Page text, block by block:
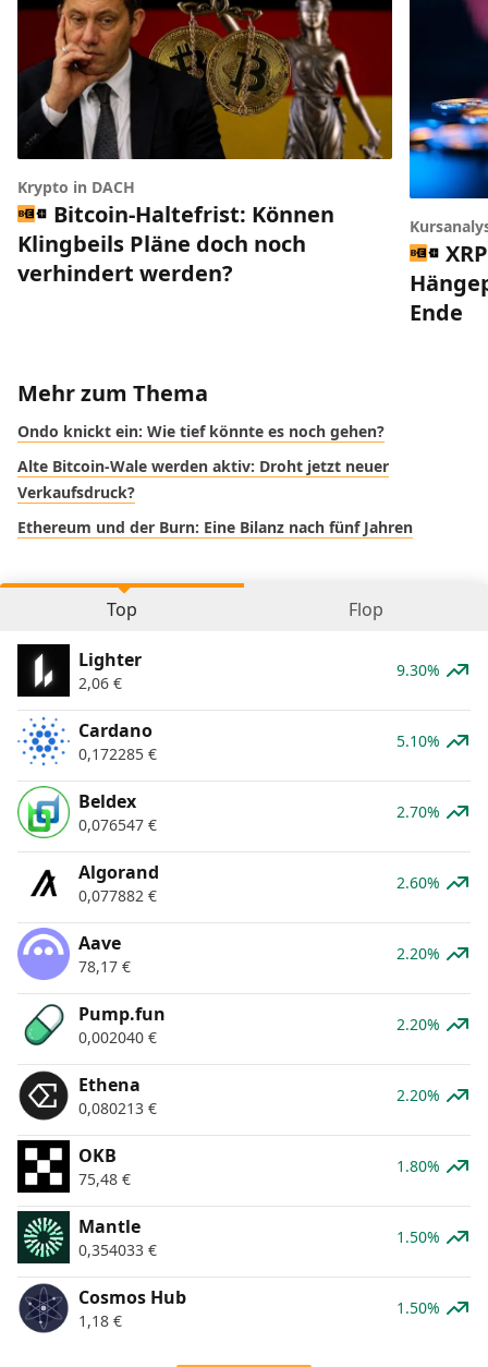
Krypto in DACH
Bitcoin-Haltefrist: Können
Klingbeils Pläne doch noch
verhindert werden?
Ende
Mehr zum Thema
Ondo knickt ein: Wie tief könnte es noch gehen?
Alte Bitcoin-Wale werden aktiv: Droht jetzt neuer
Verkaufsdruck?
Ethereum und der Burn: Eine Bilanz nach fünf Jahren
Top Flop
Lighter
2,06 €
9.30%
Cardano
0,172285 €
5.10%
Beldex
0,076547 €
2.70%
Algorand
0,077882 €
2.60%
Aave
78,17 €
2.20%
Pump.fun
0,002040 €
2.20%
Ethena
0,080213 €
2.20%
OKB
75,48 €
1.80%
Mantle
0,354033 €
1.50%
Cosmos Hub
1,18 €
1.50%